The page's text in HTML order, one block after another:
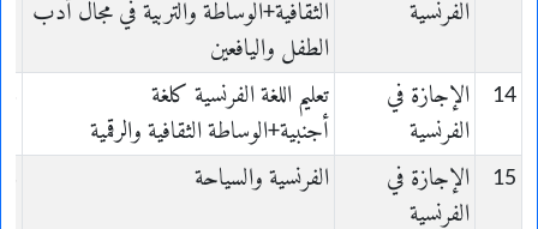
الفرنسية
الثقافية+الوساطة والتربية في مجال أدب
الطفل واليافعين
14
الإجازة في
الفرنسية
تعليم اللغة الفرنسية كلغة
أجنبية+الوساطة الثقافية والرقمية
15
الإجازة في
الفرنسية
الفرنسية والسياحة